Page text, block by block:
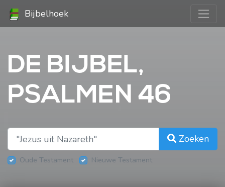
Bijbelhoek
DE BIJBEL,
PSALMEN 46
Zoeken
Oude Testament Nieuwe Testament